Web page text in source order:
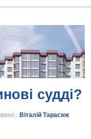
судді?
: Віталій Тарасюк